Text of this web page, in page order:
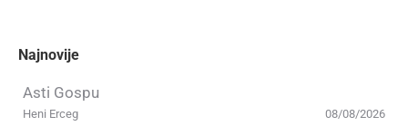
Najnovije
Asti Gospu
08/08/2026
Heni Erceg